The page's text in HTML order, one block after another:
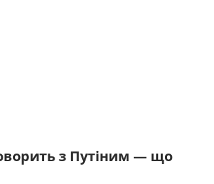
з Путіним — що